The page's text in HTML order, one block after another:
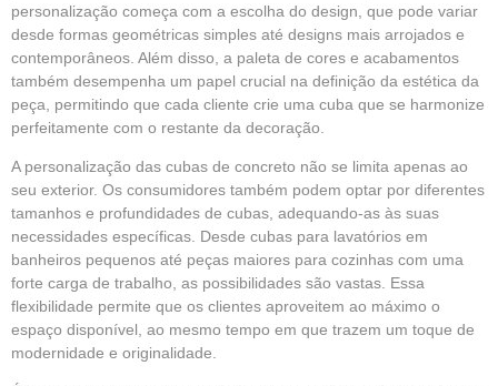
personalização começa com a escolha do design, que pode variar
desde formas geométricas simples até designs mais arrojados e
contemporâneos. Além disso, a paleta de cores e acabamentos
também desempenha um papel crucial na definição da estética da
peça, permitindo que cada cliente crie uma cuba que se harmonize
perfeitamente com o restante da decoração.
A personalização das cubas de concreto não se limita apenas ao
seu exterior. Os consumidores também podem optar por diferentes
tamanhos e profundidades de cubas, adequando-as às suas
necessidades específicas. Desde cubas para lavatórios em
banheiros pequenos até peças maiores para cozinhas com uma
forte carga de trabalho, as possibilidades são vastas. Essa
flexibilidade permite que os clientes aproveitem ao máximo o
espaço disponível, ao mesmo tempo em que trazem um toque de
modernidade e originalidade.